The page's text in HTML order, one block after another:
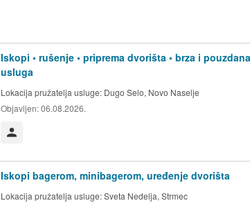
Iskopi • rušenje • priprema dvorišta • brza i pouzdana
usluga
Lokacija pružatelja usluge: Dugo Selo, Novo Naselje
Objavljen:06.08.2026.
Iskopi bagerom, minibagerom, uređenje dvorišta
Lokacija pružatelja usluge:Sveta Nedelja, Strmec